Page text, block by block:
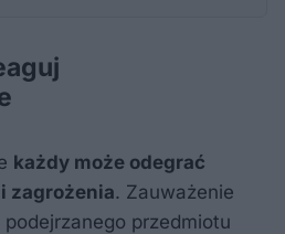
każdy może odegrać
zagrożenia. Zauważenie
przedmiotu